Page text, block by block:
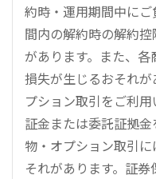
約時・運用期間中に
間内の解約時の解約
があります。また、
損失が生じるおそれ
プション取引をご利
証金または委託証拠
物・オプション取引
それがあります。証